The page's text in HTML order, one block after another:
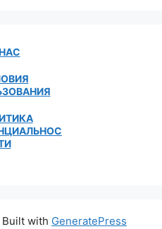
Built with GeneratePress